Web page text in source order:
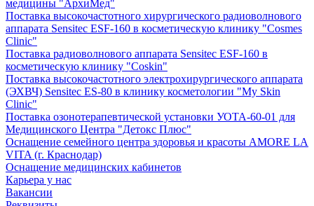
медицины "АрхиМед"
Поставка высокочастотного хирургического радиоволнового
аппарата Sensitec ESF-160 в косметическую клинику "Cosmes
Clinic"
Поставка радиоволнового аппарата Sensitec ESF-160 в
косметическую клинику "Coskin"
Поставка высокочастотного электрохирургического аппарата
(ЭХВЧ) Sensitec ES-80 в клинику косметологии "My Skin
Clinic"
Поставка озонотерапевтической установки УОТА-60-01 для
Медицинского Центра "Детокс Плюс"
Оснащение семейного центра здоровья и красоты AMORE LA
VITA (г. Краснодар)
Оснащение медицинских кабинетов
Карьера у нас
Вакансии